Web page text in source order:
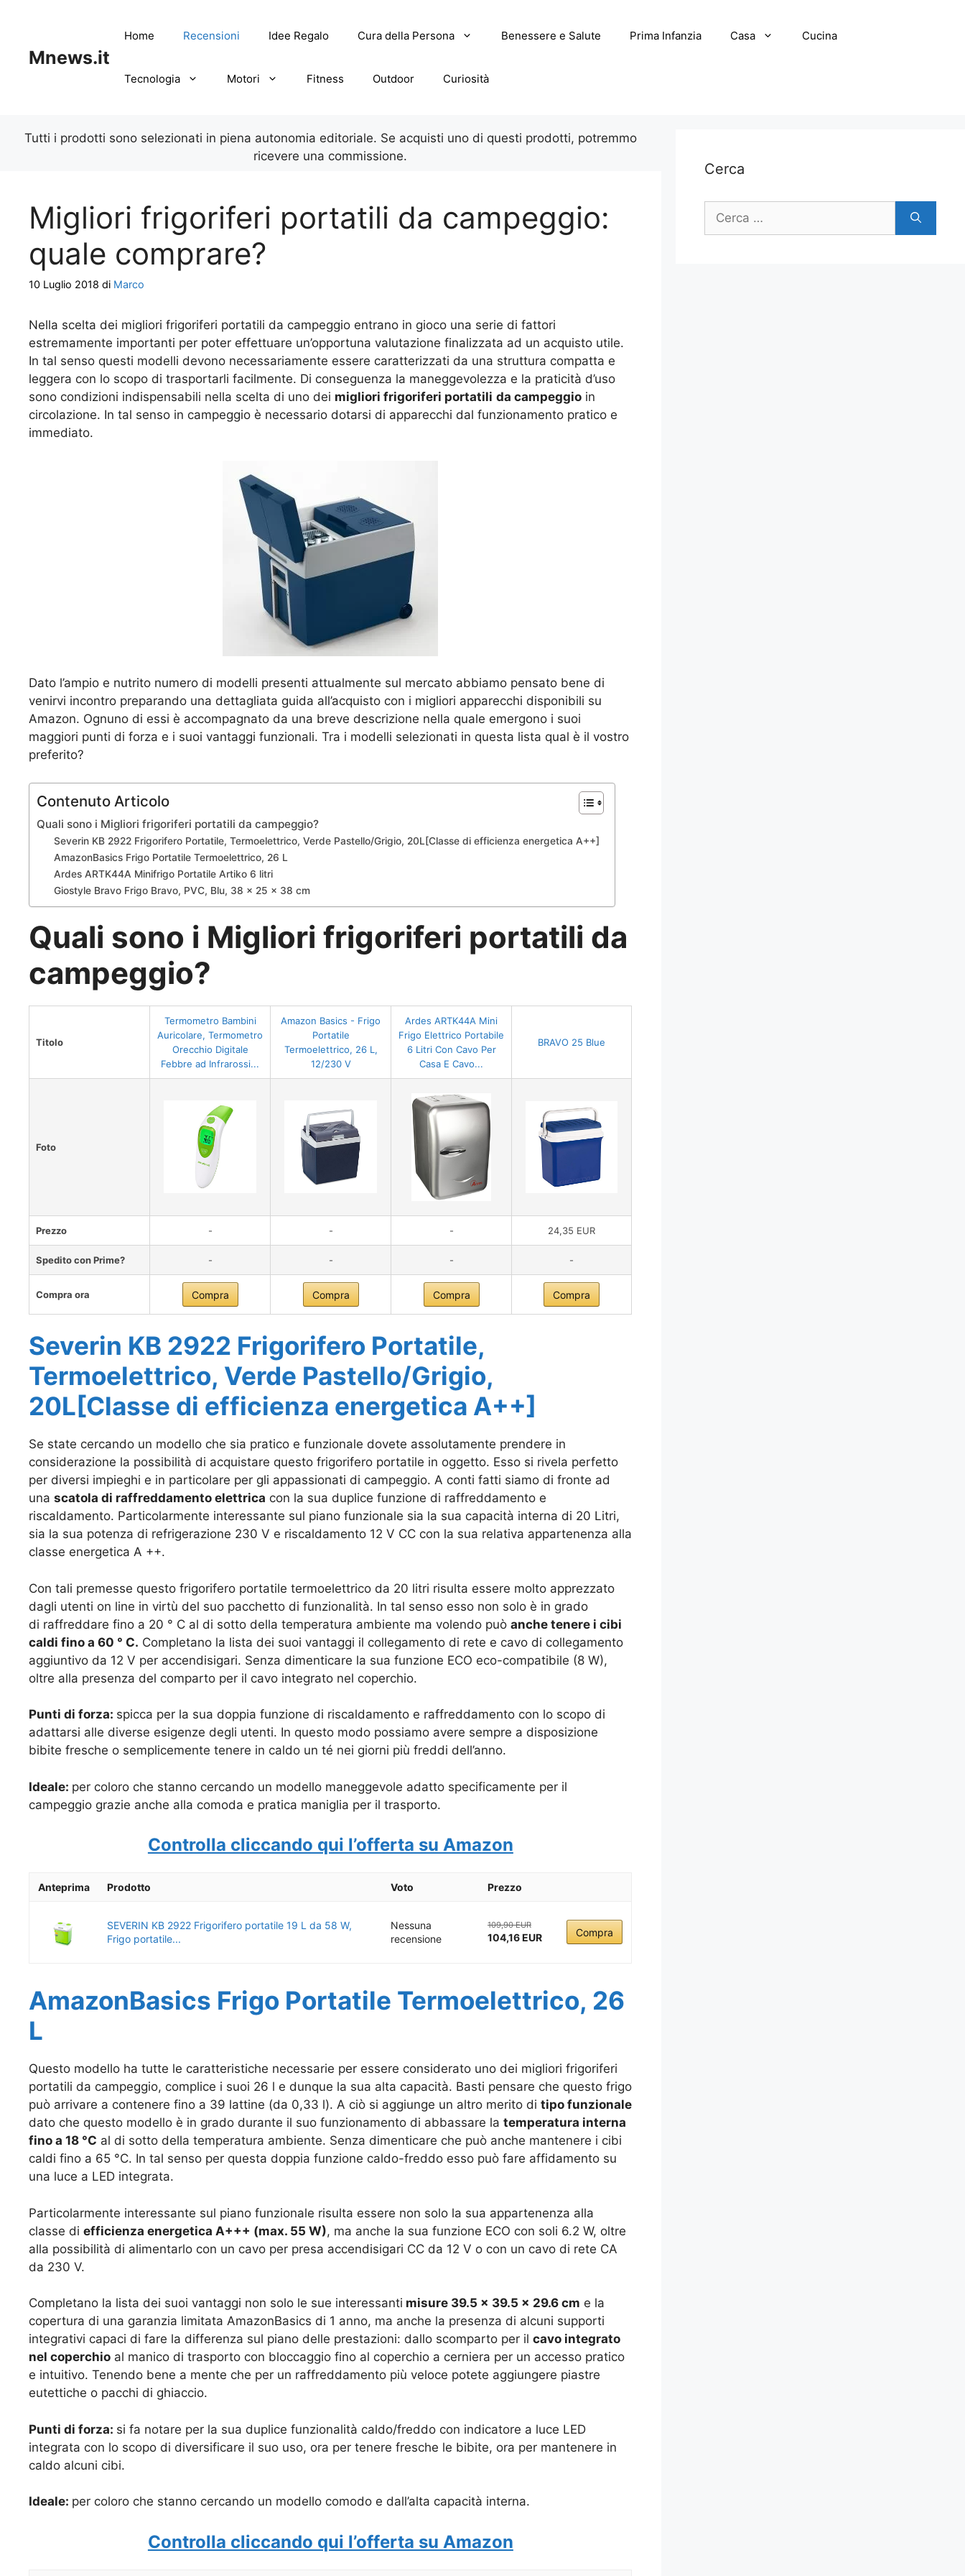
Mnews.it
Home Recensioni Idee Regalo Cura della Persona Benessere e Salute Prima Infanzia Casa Cucina
Tecnologia Motori Fitness Outdoor Curiosità
Tutti i prodotti sono selezionati in piena autonomia editoriale. Se acquisti uno di questi prodotti, potremmo
ricevere una commissione.
Migliori frigoriferi portatili da campeggio:
quale comprare?
10 Luglio 2018 di Marco
Nella scelta dei migliori frigoriferi portatili da campeggio entrano in gioco una serie di fattori
estremamente importanti per poter effettuare un’opportuna valutazione finalizzata ad un acquisto utile.
In tal senso questi modelli devono necessariamente essere caratterizzati da una struttura compatta e
leggera con lo scopo di trasportarli facilmente. Di conseguenza la maneggevolezza e la praticità d’uso
sono condizioni indispensabili nella scelta di uno dei migliori frigoriferi portatili da campeggio in
circolazione. In tal senso in campeggio è necessario dotarsi di apparecchi dal funzionamento pratico e
immediato.
Dato l’ampio e nutrito numero di modelli presenti attualmente sul mercato abbiamo pensato bene di
venirvi incontro preparando una dettagliata guida all’acquisto con i migliori apparecchi disponibili su
Amazon. Ognuno di essi è accompagnato da una breve descrizione nella quale emergono i suoi
maggiori punti di forza e i suoi vantaggi funzionali. Tra i modelli selezionati in questa lista qual è il vostro
preferito?
Contenuto Articolo
Quali sono i Migliori frigoriferi portatili da campeggio?
Severin KB 2922 Frigorifero Portatile, Termoelettrico, Verde Pastello/Grigio, 20L[Classe di efficienza energetica A++]
AmazonBasics Frigo Portatile Termoelettrico, 26 L
Ardes ARTK44A Minifrigo Portatile Artiko 6 litri
Giostyle Bravo Frigo Bravo, PVC, Blu, 38 x 25 x 38 cm
Quali sono i Migliori frigoriferi portatili da
campeggio?
Titolo
Termometro Bambini
Auricolare, Termometro
Orecchio Digitale
Febbre ad Infrarossi...
Amazon Basics - Frigo
Portatile
Termoelettrico, 26 L,
12/230 V
Ardes ARTK44A Mini
Frigo Elettrico Portabile
6 Litri Con Cavo Per
Casa E Cavo...
BRAVO 25 Blue
Foto
Prezzo - - - 24,35 EUR
Spedito con Prime? - - - -
Compra ora Compra Compra Compra Compra
Severin KB 2922 Frigorifero Portatile,
Termoelettrico, Verde Pastello/Grigio,
20L [Classe di efficienza energetica A++]
Se state cercando un modello che sia pratico e funzionale dovete assolutamente prendere in
considerazione la possibilità di acquistare questo frigorifero portatile in oggetto. Esso si rivela perfetto
per diversi impieghi e in particolare per gli appassionati di campeggio. A conti fatti siamo di fronte ad
una scatola di raffreddamento elettrica con la sua duplice funzione di raffreddamento e
riscaldamento. Particolarmente interessante sul piano funzionale sia la sua capacità interna di 20 Litri,
sia la sua potenza di refrigerazione 230 V e riscaldamento 12 V CC con la sua relativa appartenenza alla
classe energetica A ++.
Con tali premesse questo frigorifero portatile termoelettrico da 20 litri risulta essere molto apprezzato
dagli utenti on line in virtù del suo pacchetto di funzionalità. In tal senso esso non solo è in grado
di raffreddare fino a 20 ° C al di sotto della temperatura ambiente ma volendo può anche tenere i cibi
caldi fino a 60 ° C. Completano la lista dei suoi vantaggi il collegamento di rete e cavo di collegamento
aggiuntivo da 12 V per accendisigari. Senza dimenticare la sua funzione ECO eco-compatibile (8 W),
oltre alla presenza del comparto per il cavo integrato nel coperchio.
Punti di forza: spicca per la sua doppia funzione di riscaldamento e raffreddamento con lo scopo di
adattarsi alle diverse esigenze degli utenti. In questo modo possiamo avere sempre a disposizione
bibite fresche o semplicemente tenere in caldo un té nei giorni più freddi dell’anno.
Ideale: per coloro che stanno cercando un modello maneggevole adatto specificamente per il
campeggio grazie anche alla comoda e pratica maniglia per il trasporto.
Controlla cliccando qui l’offerta su Amazon
Anteprima Prodotto Voto Prezzo
SEVERIN KB 2922 Frigorifero portatile 19 L da 58 W,
Frigo portatile...
Nessuna
recensione
109,90 EUR
104,16 EUR Compra
AmazonBasics Frigo Portatile Termoelettrico, 26
L
Questo modello ha tutte le caratteristiche necessarie per essere considerato uno dei migliori frigoriferi
portatili da campeggio, complice i suoi 26 l e dunque la sua alta capacità. Basti pensare che questo frigo
può arrivare a contenere fino a 39 lattine (da 0,33 l). A ciò si aggiunge un altro merito di tipo funzionale
dato che questo modello è in grado durante il suo funzionamento di abbassare la temperatura interna
fino a 18 °C al di sotto della temperatura ambiente. Senza dimenticare che può anche mantenere i cibi
caldi fino a 65 °C. In tal senso per questa doppia funzione caldo-freddo esso può fare affidamento su
una luce a LED integrata.
Particolarmente interessante sul piano funzionale risulta essere non solo la sua appartenenza alla
classe di efficienza energetica A+++ (max. 55 W), ma anche la sua funzione ECO con soli 6.2 W, oltre
alla possibilità di alimentarlo con un cavo per presa accendisigari CC da 12 V o con un cavo di rete CA
da 230 V.
Completano la lista dei suoi vantaggi non solo le sue interessanti misure 39.5 x 39.5 x 29.6 cm e la
copertura di una garanzia limitata AmazonBasics di 1 anno, ma anche la presenza di alcuni supporti
integrativi capaci di fare la differenza sul piano delle prestazioni: dallo scomparto per il cavo integrato
nel coperchio al manico di trasporto con bloccaggio fino al coperchio a cerniera per un accesso pratico
e intuitivo. Tenendo bene a mente che per un raffreddamento più veloce potete aggiungere piastre
eutettiche o pacchi di ghiaccio.
Punti di forza: si fa notare per la sua duplice funzionalità caldo/freddo con indicatore a luce LED
integrata con lo scopo di diversificare il suo uso, ora per tenere fresche le bibite, ora per mantenere in
caldo alcuni cibi.
Ideale: per coloro che stanno cercando un modello comodo e dall’alta capacità interna.
Controlla cliccando qui l’offerta su Amazon
Cerca
Ricerca